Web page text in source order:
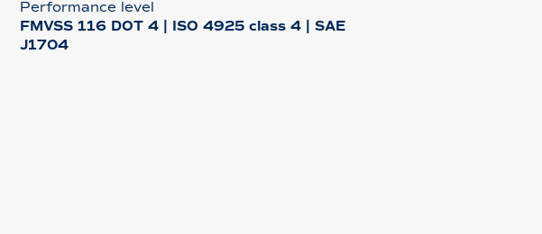
Performance level
FMVSS 116 DOT 4 | ISO 4925 class 4 | SAE
J1704